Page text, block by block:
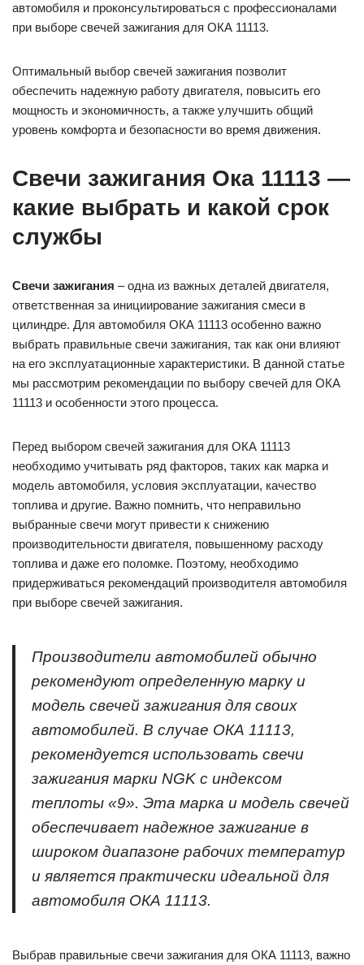
автомобиля и проконсультироваться с профессионалами
при выборе свечей зажигания для ОКА 11113.
Оптимальный выбор свечей зажигания позволит
обеспечить надежную работу двигателя, повысить его
мощность и экономичность, а также улучшить общий
уровень комфорта и безопасности во время движения.
Свечи зажигания Ока 11113 —
какие выбрать и какой срок
службы
Свечи зажигания – одна из важных деталей двигателя,
ответственная за инициирование зажигания смеси в
цилиндре. Для автомобиля ОКА 11113 особенно важно
выбрать правильные свечи зажигания, так как они влияют
на его эксплуатационные характеристики. В данной статье
мы рассмотрим рекомендации по выбору свечей для ОКА
11113 и особенности этого процесса.
Перед выбором свечей зажигания для ОКА 11113
необходимо учитывать ряд факторов, таких как марка и
модель автомобиля, условия эксплуатации, качество
топлива и другие. Важно помнить, что неправильно
выбранные свечи могут привести к снижению
производительности двигателя, повышенному расходу
топлива и даже его поломке. Поэтому, необходимо
придерживаться рекомендаций производителя автомобиля
при выборе свечей зажигания.
Производители автомобилей обычно
рекомендуют определенную марку и
модель свечей зажигания для своих
автомобилей. В случае ОКА 11113,
рекомендуется использовать свечи
зажигания марки NGK с индексом
теплоты «9». Эта марка и модель свечей
обеспечивает надежное зажигание в
широком диапазоне рабочих температур
и является практически идеальной для
автомобиля ОКА 11113.
Выбрав правильные свечи зажигания для ОКА 11113, важно